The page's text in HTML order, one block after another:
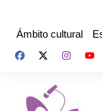
Ámbito cultural